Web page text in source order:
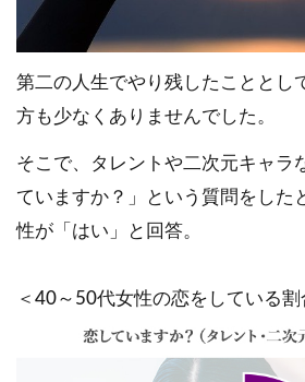
第二の人生でやり残したこととし
方も少なくありませんでした。
そこで、タレントや二次元キャラ
ていますか？」という質問をした
性が「はい」と回答。
＜40～50代女性の恋をしている割